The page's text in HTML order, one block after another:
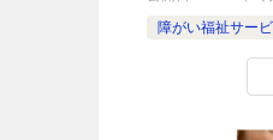
障がい福祉サー